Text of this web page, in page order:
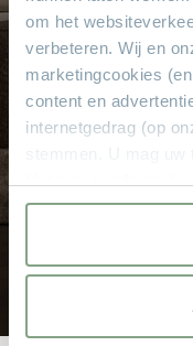
om het
verbeteren. Wij en
marketingcookies
content en
internetgedrag (op
onze website
Het vertrouwde
aanbetaling & wij
Hoge
Altijd
Gratis
Sinds 1968
8.000 m²